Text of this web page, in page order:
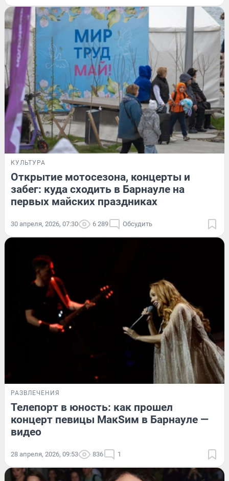
КУЛЬТУРА
Открытие мотосезона, концерты и
забег: куда сходить в Барнауле на
первых майских праздниках
30 апреля, 2026, 07:30 6 289 Обсудить
РАЗВЛЕЧЕНИЯ
Телепорт в юность: как прошел
концерт певицы МакSим в Барнауле —
видео
28 апреля, 2026, 09:53 836 1